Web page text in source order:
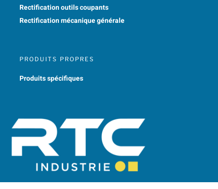
Rectification outils coupants
Rectification mécanique générale
PRODUITS PROPRES
Produits spécifiques